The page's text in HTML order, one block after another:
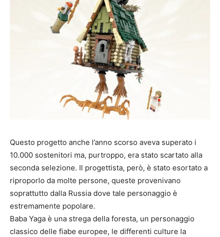
Questo progetto anche l’anno scorso aveva superato i
10.000 sostenitori ma, purtroppo, era stato scartato alla
seconda selezione. Il progettista, però, è stato esortato a
riproporlo da molte persone, queste provenivano
soprattutto dalla Russia dove tale personaggio è
estremamente popolare.
Baba Yaga è una strega della foresta, un personaggio
classico delle fiabe europee, le differenti culture la